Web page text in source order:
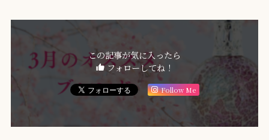
この記事が気に入ったら
フォローしてね！
Follow Me